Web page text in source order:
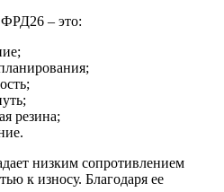
– это:
резина;
низким сопротивлением
к износу. Благодаря ее